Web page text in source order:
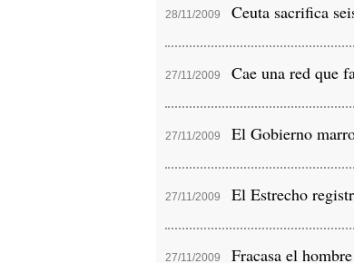
28/11/2009 Ceuta sacrifica
27/11/2009 Cae una red que
27/11/2009 El Gobierno
27/11/2009 El Estrecho
27/11/2009 Fracasa el